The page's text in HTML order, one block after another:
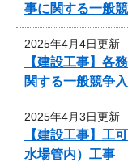
事に関する一般
2025年4月4日更新
【建設工事】各
関する一般競争
2025年4月3日更新
【建設工事】工
水場管内）工事